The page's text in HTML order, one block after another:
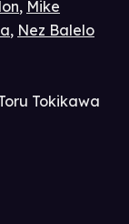
, Mike
, Nez Balelo
Tokikawa